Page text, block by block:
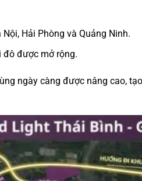
Hải Phòng và Quảng Ninh.
đô được mở rộng.
ngày càng được nâng cao,